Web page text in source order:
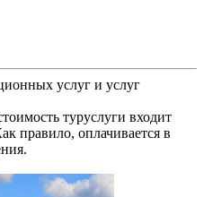
услуг и услуг
туруслуги входит
правило, оплачивается в